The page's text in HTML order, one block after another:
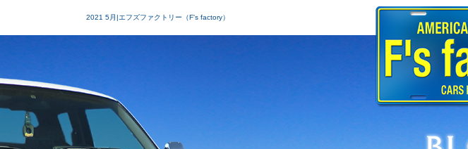
2021 5月|エフズファクトリー（F's factory）